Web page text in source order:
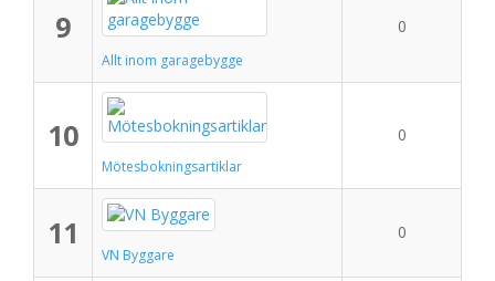
9
Allt inom garagebygge
0
10
Mötesbokningsartiklar
0
11
VN Byggare
0